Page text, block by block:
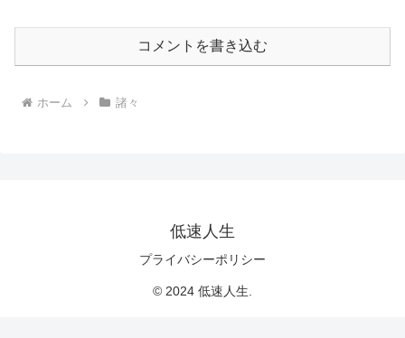
コメントを書き込む
ホーム 諸々
低速人生
プライバシーポリシー
© 2024 低速人生.